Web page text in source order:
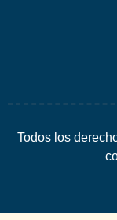
Todos los